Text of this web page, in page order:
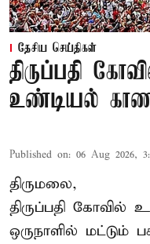
தேசிய செய்திகள்
திருப்பதி
உண்டியல்
Published on: 06 Aug 2026,
திருமலை,
திருப்பதி கோவில்
ஒருநாளில் மட்டும்